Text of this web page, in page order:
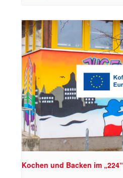
Kochen und Backen im „224“